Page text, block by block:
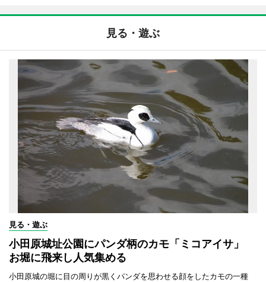
見る・遊ぶ
見る・遊ぶ
小田原城址公園にパンダ柄のカモ「ミコアイサ」
お堀に飛来し人気集める
小田原城の堀に目の周りが黒くパンダを思わせる顔をしたカモの一種